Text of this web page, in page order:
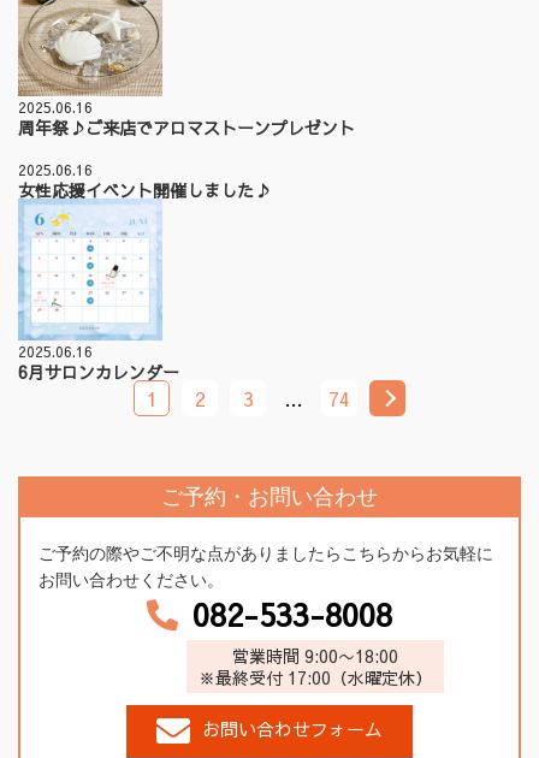
2025.06.16
周年祭♪ご来店でアロマストーンプレゼント
2025.06.16
女性応援イベント開催しました♪
2025.06.16
6月サロンカレンダー
1 2 3 … 74
ご予約・お問い合わせ
ご予約の際やご不明な点がありましたらこちらからお気軽に
お問い合わせください。
082-533-8008
営業時間 9:00〜18:00
※最終受付 17:00（水曜定休）
お問い合わせフォーム